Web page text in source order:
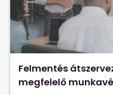
Felmentés
megfelelő